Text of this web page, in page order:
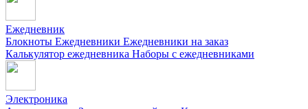
Ежедневник
Блокноты Ежедневники Ежедневники на заказ
Калькулятор ежедневника Наборы с ежедневниками
Электроника